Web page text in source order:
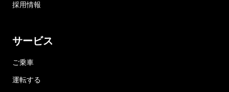
採用情報
サービス
ご乗車
運転する